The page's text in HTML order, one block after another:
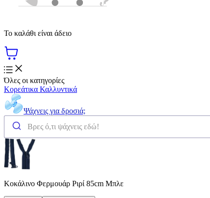
Το καλάθι είναι άδειο
Όλες οι κατηγορίες
Κορεάτικα Καλλυντικά
Ψάχνεις για δροσιά;
Κοκάλινο Φερμουάρ Ριρί 85cm Μπλε